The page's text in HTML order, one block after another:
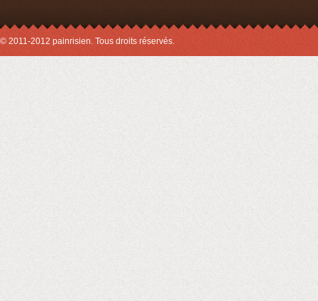
© 2011-2012 painrisien. Tous droits réservés.